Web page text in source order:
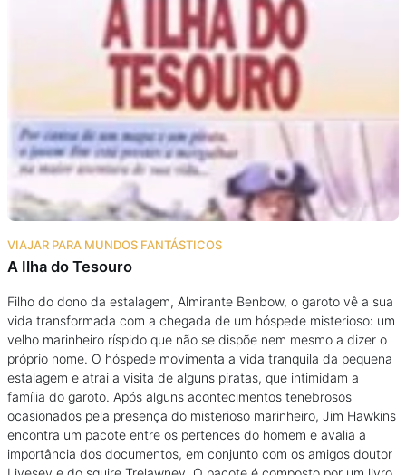
VIAJAR PARA MUNDOS FANTÁSTICOS
A Ilha do Tesouro
Filho do dono da estalagem, Almirante Benbow, o garoto vê a sua
vida transformada com a chegada de um hóspede misterioso: um
velho marinheiro ríspido que não se dispõe nem mesmo a dizer o
próprio nome. O hóspede movimenta a vida tranquila da pequena
estalagem e atrai a visita de alguns piratas, que intimidam a
família do garoto. Após alguns acontecimentos tenebrosos
ocasionados pela presença do misterioso marinheiro, Jim Hawkins
encontra um pacote entre os pertences do homem e avalia a
importância dos documentos, em conjunto com os amigos doutor